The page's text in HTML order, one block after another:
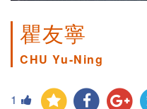
瞿友寧
CHU Yu-Ning
1